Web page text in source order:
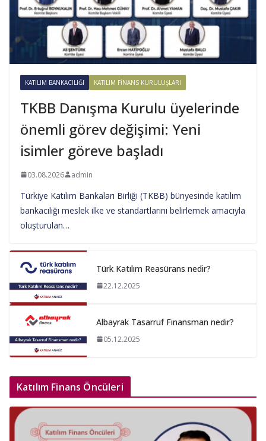
KATILIM BANKACILIĞI KATILIM FINANS KURULUŞLARI
TKBB Danışma Kurulu üyelerinde
önemli görev değişimi: Yeni
isimler göreve başladı
03.08.2026 admin
Türkiye Katılım Bankaları Birliği (TKBB) bünyesinde katılım
bankacılığı meslek ilke ve standartlarını belirlemek amacıyla
oluşturulan…
Türk Katılım Reasürans nedir?
22.12.2025
Albayrak Tasarruf Finansman nedir?
05.12.2025
Katılım Finans Öncüleri